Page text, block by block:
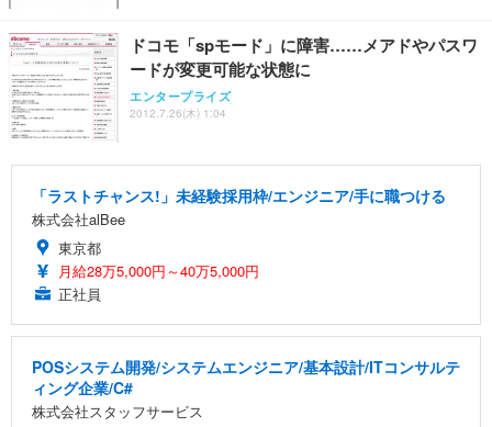
ドコモ「spモード」に障害……メアドやパスワ
ードが変更可能な状態に
エンタープライズ
2012.7.26(木) 1:04
「ラストチャンス!」未経験採用枠/エンジニア/手に職つける
株式会社alBee
東京都
月給28万5,000円～40万5,000円
正社員
POSシステム開発/システムエンジニア/基本設計/ITコンサルテ
ィング企業/C#
株式会社スタッフサービス